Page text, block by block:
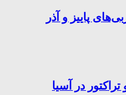
پاییز و آذر
در آسیا